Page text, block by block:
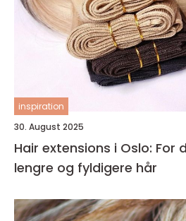
inspiration
30. August 2025
Hair extensions i Oslo: For
lengre og fyldigere hår